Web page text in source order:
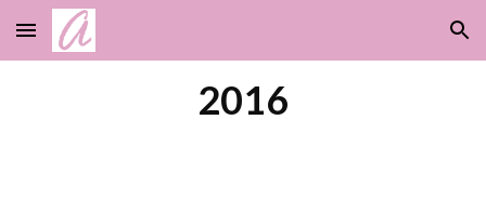
Skip to main content Skip to navigation
2016